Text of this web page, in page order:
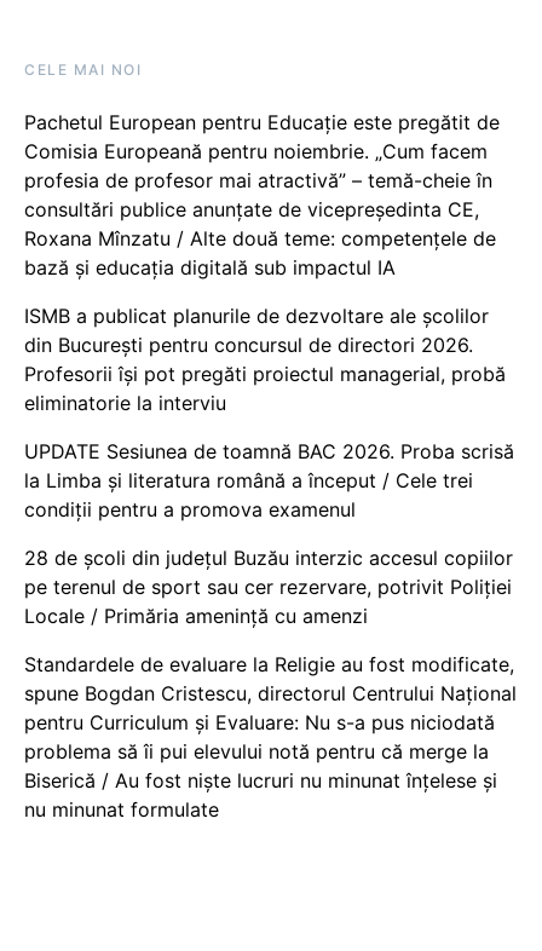
CELE MAI NOI
Pachetul European pentru Educație este pregătit de
Comisia Europeană pentru noiembrie. „Cum facem
profesia de profesor mai atractivă” – temă-cheie în
consultări publice anunțate de vicepreședinta CE,
Roxana Mînzatu / Alte două teme: competențele de
bază și educația digitală sub impactul IA
ISMB a publicat planurile de dezvoltare ale școlilor
din București pentru concursul de directori 2026.
Profesorii își pot pregăti proiectul managerial, probă
eliminatorie la interviu
UPDATE Sesiunea de toamnă BAC 2026. Proba scrisă
la Limba și literatura română a început / Cele trei
condiții pentru a promova examenul
28 de școli din județul Buzău interzic accesul copiilor
pe terenul de sport sau cer rezervare, potrivit Poliției
Locale / Primăria amenință cu amenzi
Standardele de evaluare la Religie au fost modificate,
spune Bogdan Cristescu, directorul Centrului Național
pentru Curriculum și Evaluare: Nu s-a pus niciodată
problema să îi pui elevului notă pentru că merge la
Biserică / Au fost niște lucruri nu minunat înțelese și
nu minunat formulate